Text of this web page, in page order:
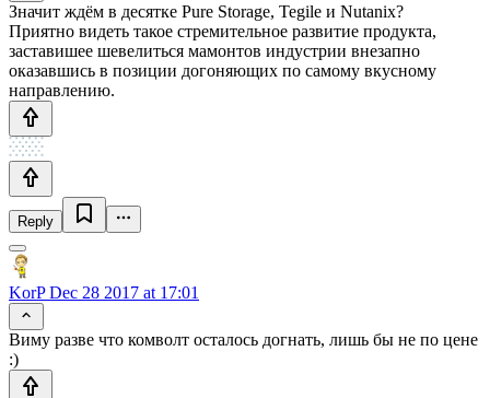
Значит ждём в десятке Pure Storage, Tegile и Nutanix?
Приятно видеть такое стремительное развитие продукта,
заставишее шевелиться мамонтов индустрии внезапно
оказавшись в позиции догоняющих по самому вкусному
направлению.
Reply
KorPDec 28 2017 at 17:01
Виму разве что комволт осталось догнать, лишь бы не по цене
:)